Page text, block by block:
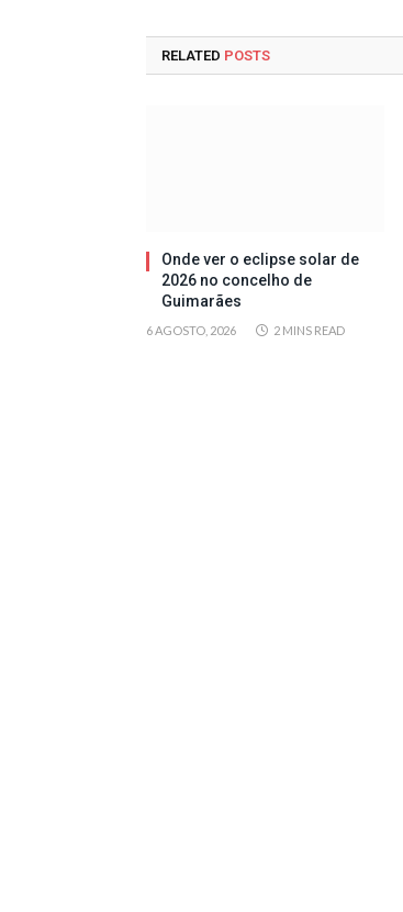
RELATED POSTS
Onde ver o eclipse solar de
2026 no concelho de
Guimarães
6 AGOSTO, 2026 2 MINS READ